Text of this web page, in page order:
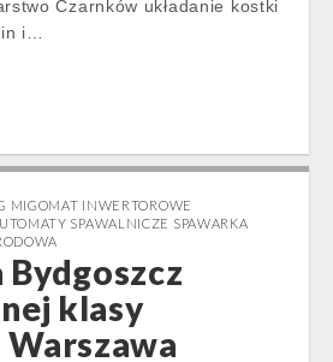
Czarnków układanie kostki
i…
MIGOMAT INWERTOROWE
SPAWALNICZE SPAWARKA
klasy